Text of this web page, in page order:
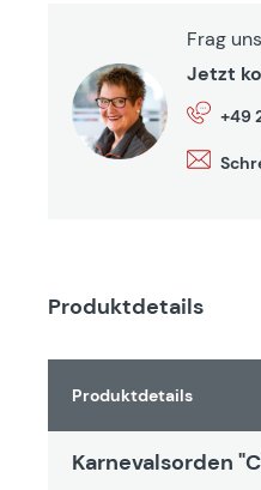
Frag
Jetzt
+49
Produktdetails
Produktdetails
Karnevalsorden